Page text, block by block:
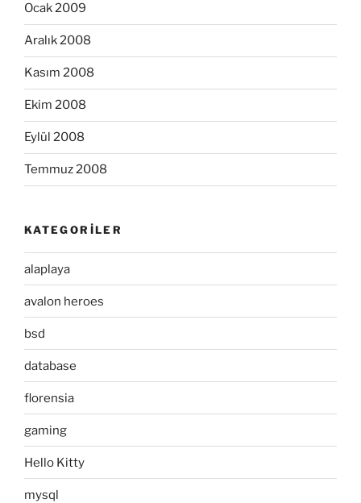
Ocak 2009
Aralık 2008
Kasım 2008
Ekim 2008
Eylül 2008
Temmuz 2008
KATEGORILER
alaplaya
avalon heroes
bsd
database
florensia
gaming
Hello Kitty
mysql